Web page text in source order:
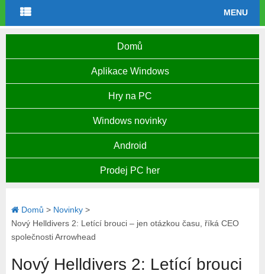
MENU
Domů
Aplikace Windows
Hry na PC
Windows novinky
Android
Prodej PC her
Domů > Novinky>
Nový Helldivers 2: Letící brouci – jen otázkou času, říká CEO
společnosti Arrowhead
Nový Helldivers 2: Letící brouci